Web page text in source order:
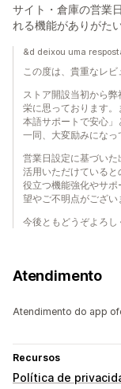
サイト・倉庫の営業
れる機能がありがた
&d deixou uma
この度は、貴重なレビ
ストア開設当初から
栄に思っております
本語サポートで安心
一同、大変励みになっ
営業日設定に基づい
活用いただけている
役立つ機能強化やサ
望やご不明点がござい
今後ともどうぞよろし
Atendimento
Atendimento do app
Recursos
Política de